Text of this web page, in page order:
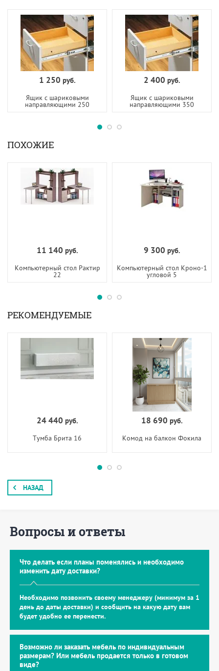
1 250 руб.
Ящик с шариковыми
направляющими 250
2 400 руб.
Ящик с шариковыми
направляющими 350
ПОХОЖИЕ
11 140 руб.
Компьютерный стол Рактир
22
9 300 руб.
Компьютерный стол Кроно-1
угловой 5
РЕКОМЕНДУЕМЫЕ
24 440 руб.
Тумба Брита 16
18 690 руб.
Комод на балкон Фокила
НАЗАД
Вопросы и ответы
Что делать если планы поменялись и необходимо
изменить дату доставки?
Необходимо позвонить своему менеджеру (минимум за 1
день до даты доставки) и сообщить на какую дату вам
будет удобно ее перенести.
Возможно ли заказать мебель по индивидуальным
размерам? Или мебель продается только в готовом
виде?